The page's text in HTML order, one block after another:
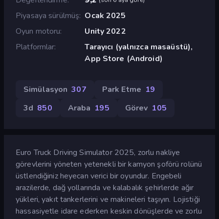
Piyasaya sürülmüş Ocak 2025
Oyun motoru
Unity 2022
Platformlar
Tarayıcı (yalnızca masaüstü),
App Store (Android)
Simülasyon 307 Park Etme 19
3d 850 Araba 195 Görev 105
Euro Truck Driving Simulator 2025, zorlu nakliye
görevlerini yöneten yetenekli bir kamyon şoförü rolünü
üstlendiğiniz heyecan verici bir oyundur. Engebeli
arazilerde, dağ yollarında ve kalabalık şehirlerde ağır
yükleri, yakıt tankerlerini ve makineleri taşıyın. Lojistiği
hassasiyetle idare ederken keskin dönüşlerde ve zorlu